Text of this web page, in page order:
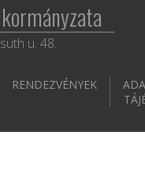
u. 48.
RENDEZVÉNYEK